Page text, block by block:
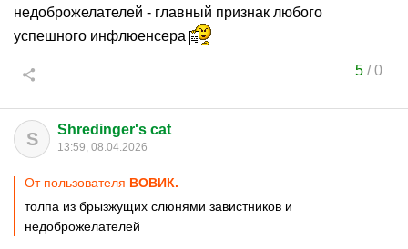
недоброжелателей - главный признак любого
успешного инфлюенсера
5/0
S Shredinger's cat
13:59, 08.04.2026
От пользователя ВОВИК.
толпа из брызжущих слюнями завистников и
недоброжелателей